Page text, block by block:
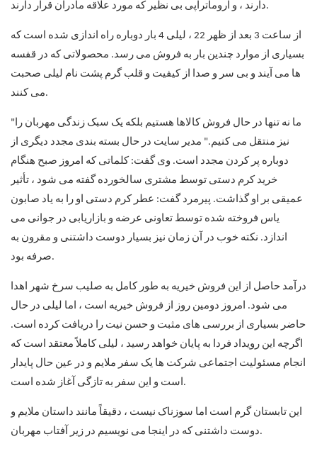
دارند ، و آروماتراپی بی نظیر که مورد علاقه مادران قرار دارند.
از ساعت 3 بعد از ظهر 22 ، لیلی 4 بار دوباره راه اندازی شده است که
بسیاری از موارد چندین بار به فروش می رسد. محصولاتی که در قفسه
ها می آیند و بی سر و صدا از کیفیت و قلب گرم پشت نام لیلی صحبت
می کنند.
"ما نه تنها در حال فروش کالاها هستیم بلکه یک سبک زندگی مهربان را
نیز منتقل می کنیم." مدیر سایت در حال بسته بندی مجدد دیگری از
دوباره پر کردن مجدد است. وی گفت: کلماتی که امروز صبح هنگام
خرید کرم دستی توسط مشتری سالخورده گفته می شود ، تأثیر
عمیقی بر او گذاشت. پیرمرد گفت: عطر کرم دستی او را به یاد صابون
یاس فروخته شده توسط تعاونی عرضه و بازاریابی در جوانی می
اندازد. نکته خوب در آن زمان نیز بسیار دوست داشتنی و مقرون به
صرفه بود.
درآمد حاصل از این فروش خیریه به طور کامل به صلیب سرخ شهر اهدا
می شود. امروز دومین روز از فروش خیریه است ، اما لیلی در حال
حاضر بسیاری از بررسی های مثبت و حسن نیت را دریافت کرده است.
اگرچه این رویداد فردا به پایان خواهد رسید ، لیلی کاملاً معتقد است که
انجام مسئولیت اجتماعی شرکت ها یک سفر ملایم و در عین حال پایدار
است و این سفر به تازگی آغاز شده است.
این تابستان گرم است اما سوزناک نیست ، دقیقاً مانند داستان ملایم و
دوست داشتنی که در اینجا می نویسیم در زیر آفتاب مهربان.